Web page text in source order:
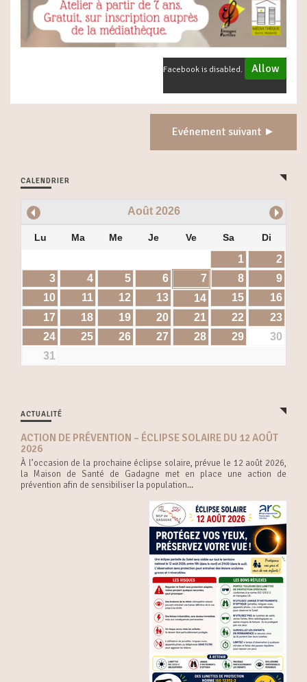
Facebook is disabled. Allow
Evénement suivant ►
CALENDRIER
Août 2026
Lu Ma Me Je Ve Sa Di
1
2
3
4 5 6 7 8
9
10
11 12 13 14 15
16
17
18 19 20 21 22
23
24
25 26 27 28 29
30
31
ACTUALITÉ
ACTION DE PRÉVENTION – ÉCLIPSE SOLAIRE DU 12 AOÛT
2026
À l’occasion de la prochaine éclipse solaire, prévue le 12 août 2026,
la Maison de Santé de Gadagne met en place une action de
prévention afin de sensibiliser la population...